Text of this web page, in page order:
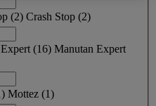
(2) Crash Stop (2)
(16) Manutan Expert
) Mottez (1)